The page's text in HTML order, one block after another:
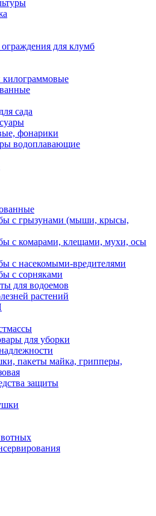
для клумб
килограммовые
сада
фонарики
водоплавающие
с грызунами (мыши, крысы,
с комарами, клещами, мухи, осы
с насекомыми-вредителями
с сорняками
для водоемов
растений
для уборки
пакеты майка, грипперы,
защиты